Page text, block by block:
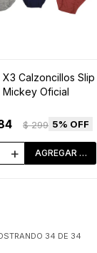
X3 Calzoncillos Slip
Mickey Oficial
$ 299 5
+
34 DE 34